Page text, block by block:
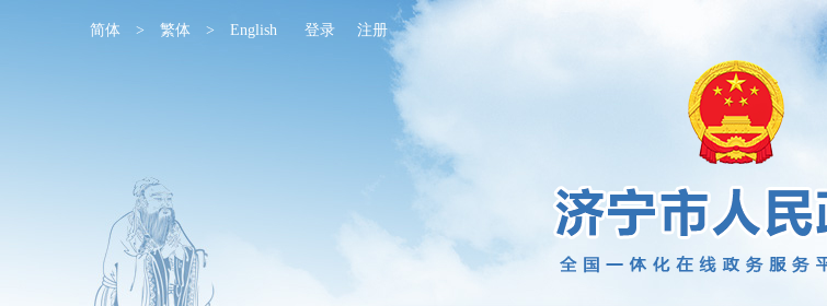
简体 > 繁体 > English 登录 注册